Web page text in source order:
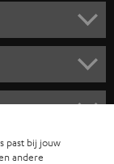
past bij jouw
andere